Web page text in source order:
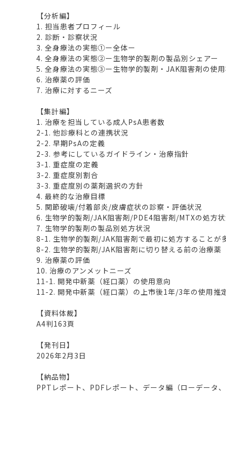
【分析編】
1. 担当患者プロフィール
2. 診断・診察状況
3. 全身療法の実態①ー全体ー
4. 全身療法の実態②ー生物学的製剤の製品別シェアー
5. 全身療法の実態③ー生物学的製剤・JAK阻害剤の使
6. 治療薬の評価
7. 治療に対するニーズ
【集計編】
1. 治療を担当している成人PsA患者数
2-1. 他診療科との連携状況
2-2. 早期PsAの定義
2-3. 参考にしているガイドライン・治療指針
3-1. 重症度の定義
3-2. 重症度別割合
3-3. 重症度別の薬剤選択の方針
4. 最終的な治療目標
5. 関節破壊/付着部炎/皮膚症状の診察・評価状況
6. 生物学的製剤/JAK阻害剤/PDE4阻害剤/MTXの処方
7. 生物学的製剤の製品別処方状況
8-1. 生物学的製剤/JAK阻害剤で最初に処方することが
8-2. 生物学的製剤/JAK阻害剤に切り替える前の治療薬
9. 治療薬の評価
10. 治療のアンメットニーズ
11-1. 開発中新薬（経口薬）の使用意向
11-2. 開発中新薬（経口薬）の上市後1年/3年の使用推
【資料体裁】
A4判163頁
【発刊日】
2026年2月3日
【納品物】
PPTレポート、PDFレポート、データ編（ローデータ、